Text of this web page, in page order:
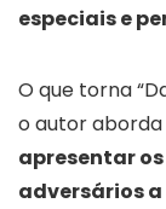
especiais e
O que torna
o autor aborda
apresentar
adversários